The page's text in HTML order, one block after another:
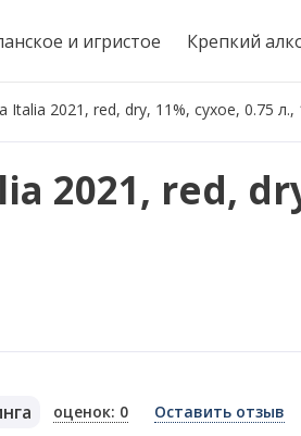
и игристое Крепкий
Italia 2021, red, dry, 11%, сухое, 0.75
2021, red,
оценок: 0 Оставить отзыв